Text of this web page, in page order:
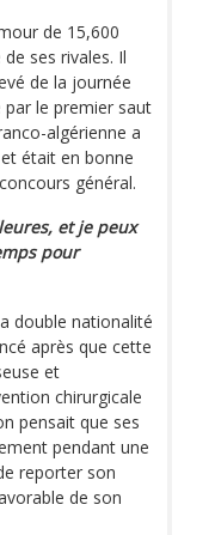
de 15,600
ses rivales. Il
de la journée
par le premier saut
algérienne a
était en bonne
général.
et je peux
pour
double nationalité
après que cette
et
chirurgicale
pensait que ses
pendant une
reporter son
de son